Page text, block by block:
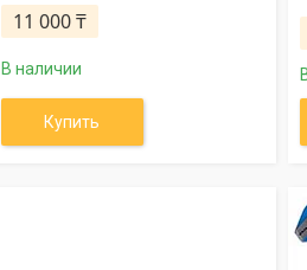
11 000 ₸
В наличии
Купить